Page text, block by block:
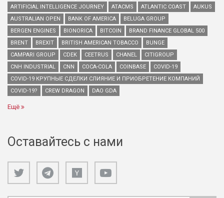
ARTIFICIAL INTELLIGENCE JOURNEY
ATACMS ATLANTIC COAST
AUKUS
AUSTRALIAN OPEN
BANK OF AMERICA
BELUGA GROUP
BERGEN ENGINES
BIONORICA BITCOIN
BRAND FINANCE GLOBAL 500
BRENT
BREXIT BRITISH AMERICAN TOBACCO
BUNGE
CAMPARI GROUP
CDEK CEETRUS CHANEL
CITIGROUP
CNH INDUSTRIAL
CNN COCA-COLA COINBASE
COVID-19
COVID-19 КРУПНЫЕ СДЕЛКИ СЛИЯНИЕ И ПРИОБРЕТЕНИЕ КОМПАНИЙ
COVID-19?
CREW DRAGON DAO GDA
Ещё
Оставайтесь с нами